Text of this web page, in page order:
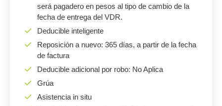
será pagadero en pesos al tipo de cambio de la
fecha de entrega del VDR.
Deducible inteligente
Reposición a nuevo: 365 días, a partir de la fecha
de factura
Deducible adicional por robo: No Aplica
Grúa
Asistencia in situ